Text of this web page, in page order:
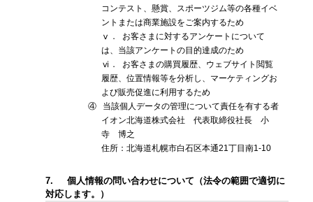
コンテスト、懸賞、スポーツジム等の各種イベ
ントまたは商業施設をご案内するため
ⅴ．
お客さまに対するアンケートについて
は、当該アンケートの目的達成のため
ⅵ．
お客さまの購買履歴、ウェブサイト閲覧
履歴、位置情報等を分析し、マーケティングお
よび販売促進に利用するため
④
当該個人データの管理について責任を有する者
イオン北海道株式会社 代表取締役社長 小
寺 博之
住所：北海道札幌市白石区本通21丁目南1-10
7.
個人情報の問い合わせについて（法令の範囲で適切に
対応します。）